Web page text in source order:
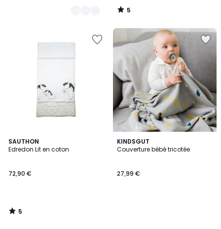
5
/
SAUTHON
Edredon Lit en coton
72,90 €
5
/
5
/
KINDSGUT
Couverture bébé tricotée
27,99 €